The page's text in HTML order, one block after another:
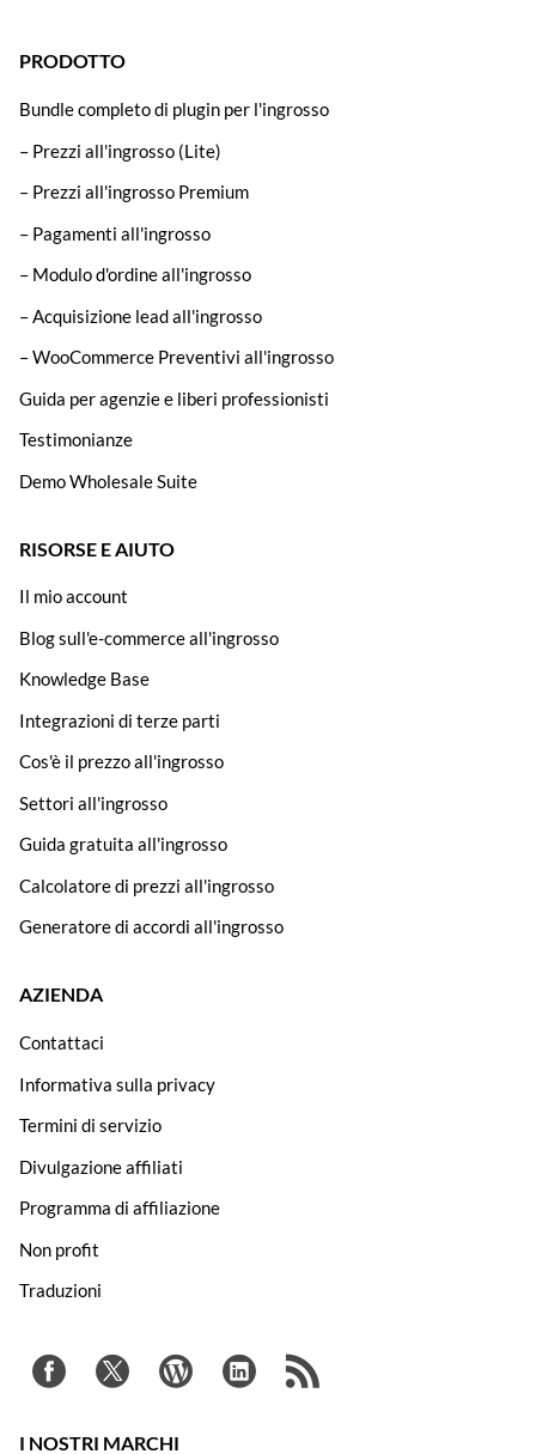
PRODOTTO
Bundle completo di plugin per l'ingrosso
– Prezzi all'ingrosso (Lite)
– Prezzi all'ingrosso Premium
– Pagamenti all'ingrosso
– Modulo d'ordine all'ingrosso
– Acquisizione lead all'ingrosso
– WooCommerce Preventivi all'ingrosso
Guida per agenzie e liberi professionisti
Testimonianze
Demo Wholesale Suite
RISORSE E AIUTO
Il mio account
Blog sull'e-commerce all'ingrosso
Knowledge Base
Integrazioni di terze parti
Cos'è il prezzo all'ingrosso
Settori all'ingrosso
Guida gratuita all'ingrosso
Calcolatore di prezzi all'ingrosso
Generatore di accordi all'ingrosso
AZIENDA
Contattaci
Informativa sulla privacy
Termini di servizio
Divulgazione affiliati
Programma di affiliazione
Non profit
Traduzioni
I NOSTRI MARCHI